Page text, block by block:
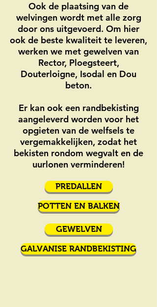
Ook de plaatsing van de
welvingen wordt met alle zorg
door ons uitgevoerd. Om hier
ook de beste kwaliteit te leveren,
werken we met gewelven van
Rector, Ploegsteert,
Douterloigne, Isodal en Dou
beton.
Er kan ook een randbekisting
aangeleverd worden voor het
opgieten van de welfsels te
vergemakkelijken, zodat het
bekisten rondom wegvalt en de
uurlonen verminderen!
PREDALLEN
POTTEN EN BALKEN
GEWELVEN
GALVANISE RANDBEKISTING